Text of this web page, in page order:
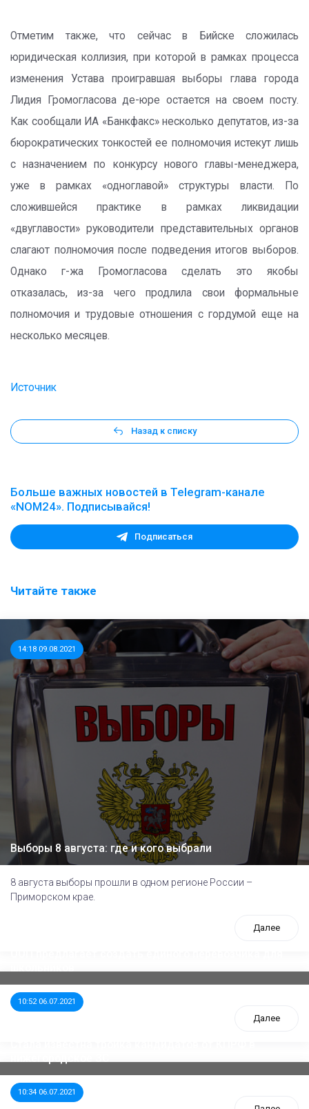
Отметим также, что сейчас в Бийске сложилась
юридическая коллизия, при которой в рамках процесса
изменения Устава проигравшая выборы глава города
Лидия Громогласова де-юре остается на своем посту.
Как сообщали ИА «Банкфакс» несколько депутатов, из-за
бюрократических тонкостей ее полномочия истекут лишь
с назначением по конкурсу нового главы-менеджера,
уже в рамках «одноглавой» структуры власти. По
сложившейся практике в рамках ликвидации
«двуглавости» руководители представительных органов
слагают полномочия после подведения итогов выборов.
Однако г-жа Громогласова сделать это якобы
отказалась, из-за чего продлила свои формальные
полномочия и трудовые отношения с гордумой еще на
несколько месяцев.
Источник
Назад к списку
Больше важных новостей в Telegram-канале
«NOM24». Подписывайся!
Подписаться
Читайте также
14:18 09.08.2021
Выборы 8 августа: где и кого выбрали
8 августа выборы прошли в одном регионе России –
Приморском крае.
Далее
10:52 06.07.2021
Далее
10:34 06.07.2021